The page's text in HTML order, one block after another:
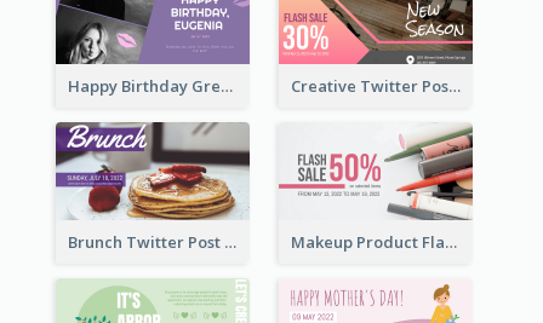
Happy Birthday Greetings Lips Stickers Twitter Post Creative Twitter Post
Brunch Twitter Post Makeup Product Flash Sale Twitter Post